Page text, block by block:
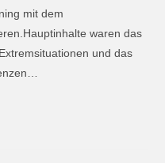
mit dem
waren das
und das